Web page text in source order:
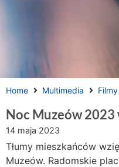
Home Multimedia Filmy
Noc Muzeów 2023
14 maja 2023
Tłumy mieszkańców
Muzeów. Radomskie